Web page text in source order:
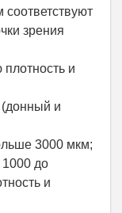
зрения
и
(донный и
3000 мкм;
до
и